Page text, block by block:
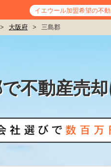
イエウール加盟希望の不
> 大阪府 > 三島郡
不動産売